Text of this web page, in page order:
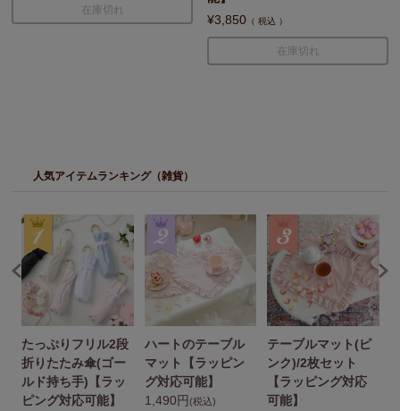
在庫切れ
¥3,850 税込
在庫切れ
人気アイテムランキング（雑貨）
たっぷりフリル2段
折りたたみ傘(ゴー
ルド持ち手)【ラッ
ピング対応可能】
ハートのテーブル
マット【ラッピン
グ対応可能】
1,490円 (税込)
テーブルマット(ピ
ンク)/2枚セット
【ラッピング対応
可能】